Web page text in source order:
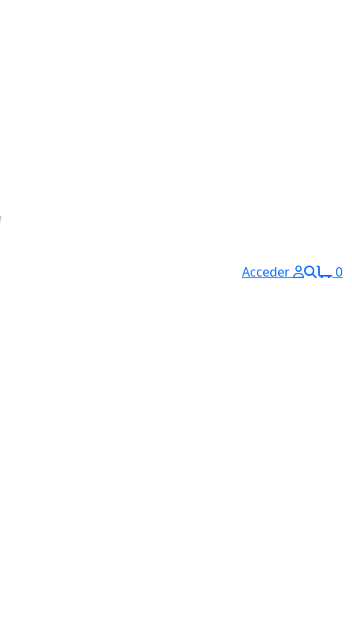
Acceder 0